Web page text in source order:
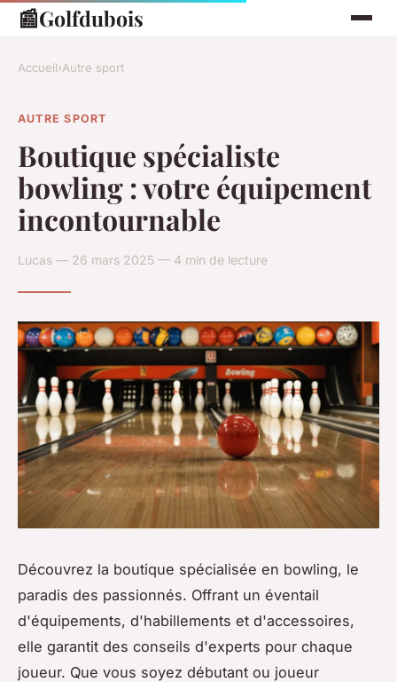
📰Golfdubois
Accueil›Autre sport
AUTRE SPORT
Boutique spécialiste
bowling : votre équipement
incontournable
Lucas — 26 mars 2025 — 4 min de lecture
Découvrez la boutique spécialisée en bowling, le
paradis des passionnés. Offrant un éventail
d'équipements, d'habillements et d'accessoires,
elle garantit des conseils d'experts pour chaque
joueur. Que vous soyez débutant ou joueur